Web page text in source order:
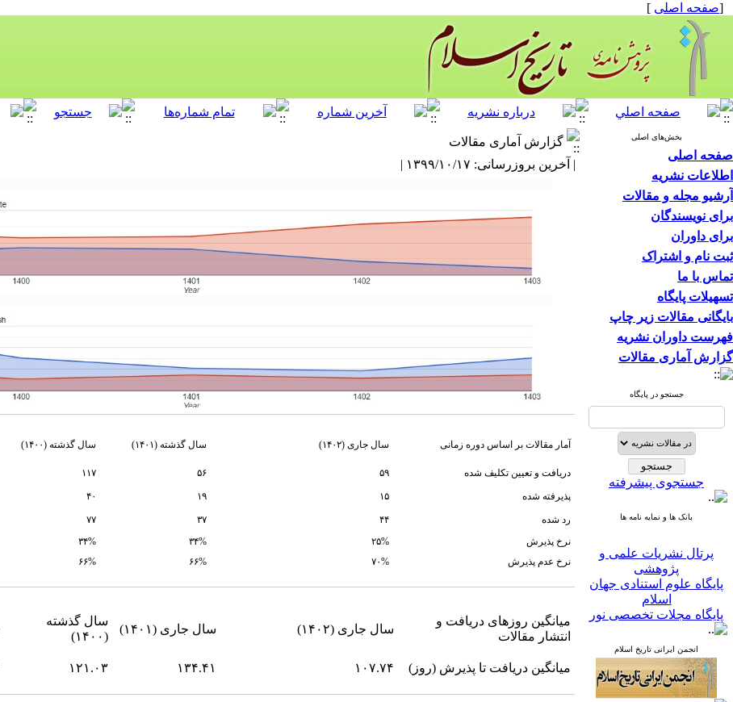
[صفحه اصلی ]
بخش‌های اصلی
صفحه اصلی
اطلاعات نشریه
آرشیو مجله و مقالات
برای نویسندگان
برای داوران
ثبت نام و اشتراک
تماس با ما
تسهیلات پایگاه
بایگانی مقالات زیر چاپ
فهرست داوران نشریه
گزارش آماری مقالات
جستجو در پایگاه
جستجوی پیشرفته
بانک ها و نمایه نامه ها
پژوهشی
پایگاه علوم استنادی جهان
اسلام
پایگاه مجلات تخصصی نور
پایگاه مرکز اطلاعات جهاد
پرتال جامع علوم انسانی
بانک اطلاعات نشریات
کشور
google scholar
انجمن ایرانی تاریخ اسلام
گزارش آماری مقالات
| آخرین بروزرسانی: ۱۳۹۹/۱۰/۱۷ |
آمار مقالات بر اساس دوره زمانی سال جاری (۱۴۰۲) سال گذشته (۱۴۰۱) سال گذشته (۱۴۰۰)
دریافت و تعیین تکلیف شده
۵۹ ۵۶ ۱۱۷
پذیرفته شده ۱۵ ۱۹ ۴۰
رد شده ۴۴ ۳۷ ۷۷
نرخ پذیرش ۲۵% ۳۴% ۳۴%
نرخ عدم پذیرش
۷۰% ۶۶% ۶۶%
میانگین روزهای دریافت و
انتشار مقالات
سال جاری (۱۴۰۲) سال جاری (۱۴۰۱)
سال گذشته
(۱۴۰۰)
میانگین دریافت تا پذیرش (روز)
۱۰۷.۷۴ ۱۳۴.۴۱ ۱۲۱.۰۳